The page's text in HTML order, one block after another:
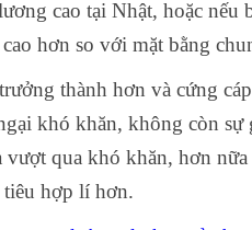
cao tại Nhật, hoặc nếu
cao hơn so với mặt bằng
thành hơn và cứng
khó khăn, không còn sự
qua khó khăn, hơn
tiêu hợp lí hơn.